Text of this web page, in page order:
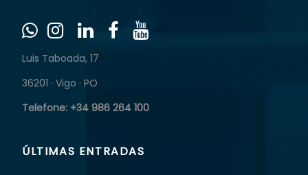
Luis Taboada, 17
36201 · Vigo · PO
Telefone: +34 986 264 100
ÚLTIMAS ENTRADAS